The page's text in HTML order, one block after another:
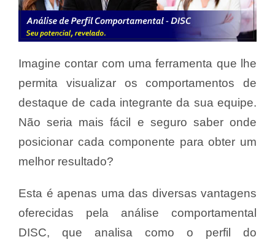
Imagine contar com uma ferramenta que lhe
permita visualizar os comportamentos de
destaque de cada integrante da sua equipe.
Não seria mais fácil e seguro saber onde
posicionar cada componente para obter um
melhor resultado?
Esta é apenas uma das diversas vantagens
oferecidas pela análise comportamental
DISC, que analisa como o perfil do